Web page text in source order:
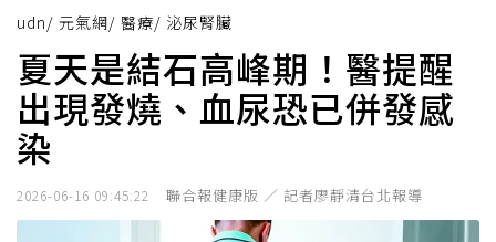
udn/ 元氣網/ 醫療/ 泌尿腎臟
夏天是結石高峰期！醫提醒
出現發燒、血尿恐已併發感
染
2026-06-16 09:45:22 聯合報健康版 ／ 記者廖靜清台北報導